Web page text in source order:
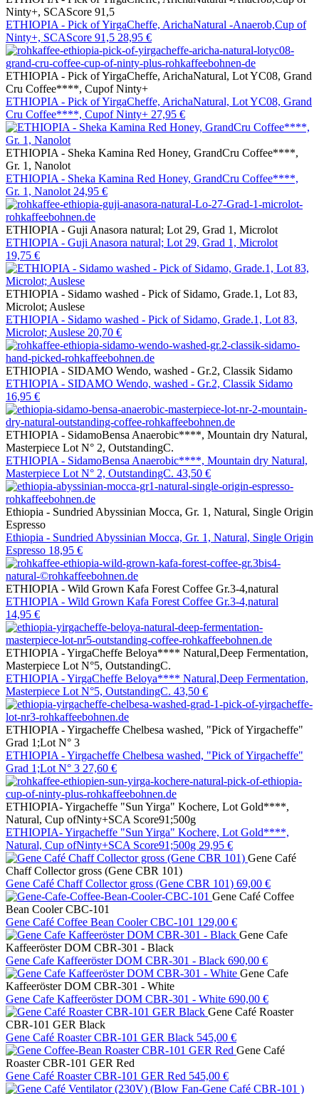
Ninty+, SCAScore 91,5
ETHIOPIA - Pick of YirgaCheffe, ArichaNatural -Anaerob,Cup of
Ninty+, SCAScore 91,5 28,95 €
ETHIOPIA - Pick of YirgaCheffe, ArichaNatural, Lot YC08, Grand
Cru Coffee****, Cupof Ninty+
ETHIOPIA - Pick of YirgaCheffe, ArichaNatural, Lot YC08, Grand
Cru Coffee****, Cupof Ninty+ 27,95 €
ETHIOPIA - Sheka Kamina Red Honey, GrandCru Coffee****,
Gr. 1, Nanolot
ETHIOPIA - Sheka Kamina Red Honey, GrandCru Coffee****,
Gr. 1, Nanolot 24,95 €
ETHIOPIA - Guji Anasora natural; Lot 29, Grad 1, Microlot
ETHIOPIA - Guji Anasora natural; Lot 29, Grad 1, Microlot
19,75 €
ETHIOPIA - Sidamo washed - Pick of Sidamo, Grade.1, Lot 83,
Microlot; Auslese
ETHIOPIA - Sidamo washed - Pick of Sidamo, Grade.1, Lot 83,
Microlot; Auslese 20,70 €
ETHIOPIA - SIDAMO Wendo, washed - Gr.2, Classik Sidamo
ETHIOPIA - SIDAMO Wendo, washed - Gr.2, Classik Sidamo
16,95 €
ETHIOPIA - SidamoBensa Anaerobic****, Mountain dry Natural,
Masterpiece Lot N° 2, OutstandingC.
ETHIOPIA - SidamoBensa Anaerobic****, Mountain dry Natural,
Masterpiece Lot N° 2, OutstandingC. 43,50 €
Ethiopia - Sundried Abyssinian Mocca, Gr. 1, Natural, Single Origin
Espresso
Ethiopia - Sundried Abyssinian Mocca, Gr. 1, Natural, Single Origin
Espresso 18,95 €
ETHIOPIA - Wild Grown Kafa Forest Coffee Gr.3-4,natural
ETHIOPIA - Wild Grown Kafa Forest Coffee Gr.3-4,natural
14,95 €
ETHIOPIA - YirgaCheffe Beloya**** Natural,Deep Fermentation,
Masterpiece Lot N°5, OutstandingC.
ETHIOPIA - YirgaCheffe Beloya**** Natural,Deep Fermentation,
Masterpiece Lot N°5, OutstandingC. 43,50 €
ETHIOPIA - Yirgacheffe Chelbesa washed, "Pick of Yirgacheffe"
Grad 1;Lot N° 3
ETHIOPIA - Yirgacheffe Chelbesa washed, "Pick of Yirgacheffe"
Grad 1;Lot N° 3 27,60 €
ETHIOPIA- Yirgacheffe "Sun Yirga" Kochere, Lot Gold****,
Natural, Cup ofNinty+SCA Score91;500g
ETHIOPIA- Yirgacheffe "Sun Yirga" Kochere, Lot Gold****,
Natural, Cup ofNinty+SCA Score91;500g 29,95 €
Gene Café
Chaff Collector gross (Gene CBR 101)
Gene Café Chaff Collector gross (Gene CBR 101) 69,00 €
Gene Café Coffee
Bean Cooler CBC-101
Gene Café Coffee Bean Cooler CBC-101 129,00 €
Gene Cafe
Kaffeeröster DOM CBR-301 - Black
Gene Cafe Kaffeeröster DOM CBR-301 - Black 690,00 €
Gene Cafe
Kaffeeröster DOM CBR-301 - White
Gene Cafe Kaffeeröster DOM CBR-301 - White 690,00 €
Gene Café Roaster
CBR-101 GER Black
Gene Café Roaster CBR-101 GER Black 545,00 €
Gene Café
Roaster CBR-101 GER Red
Gene Café Roaster CBR-101 GER Red 545,00 €